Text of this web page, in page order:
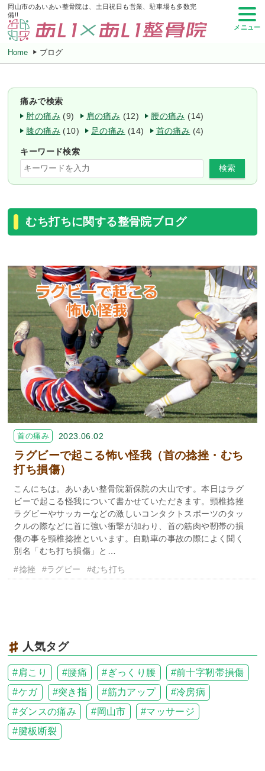
岡山市のあいあい整骨院は、土日祝日も営業、駐車場も多数完
備!!
メニュー
Home ブログ
痛みで検索
肘の痛み (9) 肩の痛み (12) 腰の痛み (14)
膝の痛み (10) 足の痛み (14) 首の痛み (4)
キーワード検索
検索
むち打ちに関する整骨院ブログ
首の痛み 2023.06.02
ラグビーで起こる怖い怪我（首の捻挫・むち
打ち損傷）
こんにちは。あいあい整骨院新保院の大山です。本日はラグ
ビーで起こる怪我について書かせていただきます。頸椎捻挫
ラグビーやサッカーなどの激しいコンタクトスポーツのタッ
クルの際などに首に強い衝撃が加わり、首の筋肉や靭帯の損
傷の事を頸椎捻挫といいます。自動車の事故の際によく聞く
別名「むち打ち損傷」と…
#捻挫
#ラグビー #むち打ち
人気タグ
肩こり 腰痛 ぎっくり腰
前十字靭帯損傷
ケガ
突き指 筋力アップ
冷房病
ダンスの痛み
岡山市
マッサージ
腱板断裂